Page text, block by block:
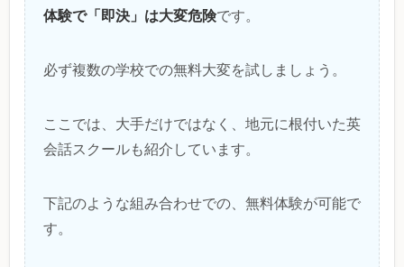
体験で「即決」は大変危険です。
必ず複数の学校での無料大変を試しましょう。
ここでは、大手だけではなく、地元に根付いた英
会話スクールも紹介しています。
下記のような組み合わせでの、無料体験が可能で
す。